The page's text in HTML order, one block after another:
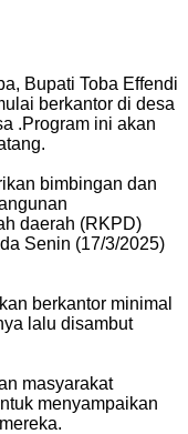
Bupati Toba Effendi
berkantor di desa
.Program ini akan
bimbingan dan
daerah (RKPD)
Senin (17/3/2025)
berkantor minimal
lalu disambut
masyarakat
menyampaikan